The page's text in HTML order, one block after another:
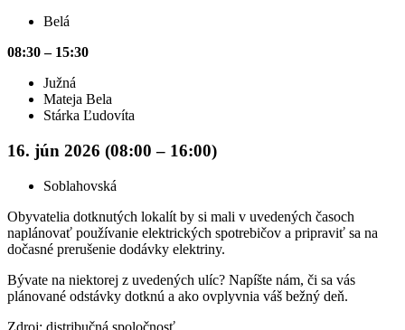
Belá
08:30 – 15:30
Južná
Mateja Bela
Stárka Ľudovíta
16. jún 2026 (08:00 – 16:00)
Soblahovská
Obyvatelia dotknutých lokalít by si mali v uvedených časoch
naplánovať používanie elektrických spotrebičov a pripraviť sa na
dočasné prerušenie dodávky elektriny.
Bývate na niektorej z uvedených ulíc? Napíšte nám, či sa vás
plánované odstávky dotknú a ako ovplyvnia váš bežný deň.
Zdroj: distribučná spoločnosť